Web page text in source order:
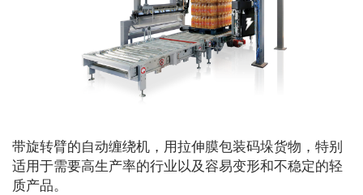
带旋转臂的自动缠绕机，用拉伸膜包装码垛货物，特别
适用于需要高生产率的行业以及容易变形和不稳定的轻
质产品。